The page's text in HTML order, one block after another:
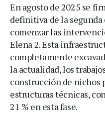
En agosto de 2025 se
definitiva de la
comenzar las
Elena 2. Esta
completamente
la actualidad, los
construcción de nichos
estructuras técnicas,
21 % en esta fase.